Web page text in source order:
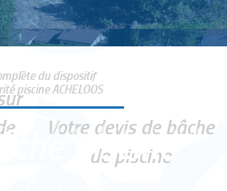
du dispositif
piscine ACHELOOS
Votre devis de bâche
de piscine